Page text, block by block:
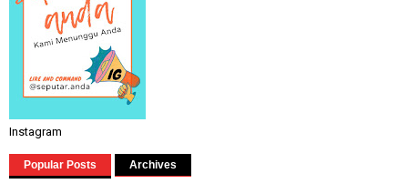
Instagram
Popular Posts Archives